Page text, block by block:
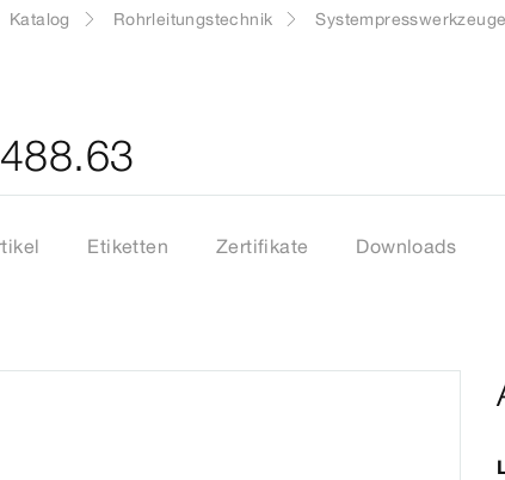
Katalog Rohrleitungstechnik Systempresswerkzeuge
Etiketten Zertifikate Downloads